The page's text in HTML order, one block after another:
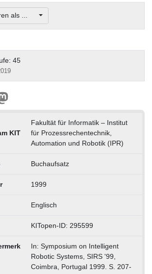
als ...
45
KIT
Fakultät für Informatik – Institut
für Prozessrechentechnik,
Automation und Robotik (IPR)
Buchaufsatz
1999
Englisch
KITopen-ID: 295599
In: Symposium on Intelligent
Robotic Systems, SIRS '99,
Coimbra, Portugal 1999. S. 207-